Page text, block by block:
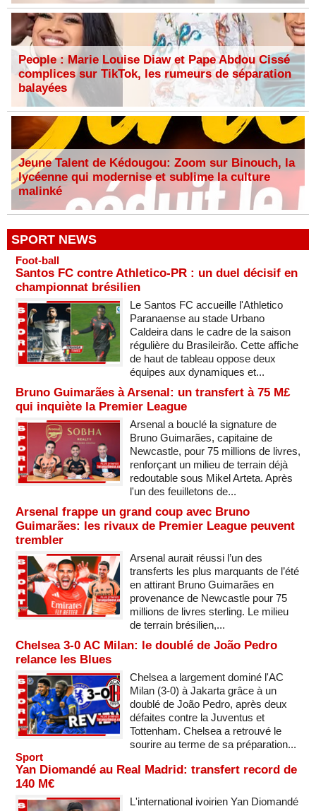
People : Marie Louise Diaw et Pape Abdou Cissé
complices sur TikTok, les rumeurs de séparation
balayées
Jeune Talent de Kédougou: Zoom sur Binouch, la
lycéenne qui modernise et sublime la culture
malinké
SPORT NEWS
Foot-ball
Santos FC contre Athletico-PR : un duel décisif en
championnat brésilien
Le Santos FC accueille l'Athletico
Paranaense au stade Urbano
Caldeira dans le cadre de la saison
régulière du Brasileirão. Cette affiche
de haut de tableau oppose deux
équipes aux dynamiques et...
Bruno Guimarães à Arsenal: un transfert à 75 M£
qui inquiète la Premier League
Arsenal a bouclé la signature de
Bruno Guimarães, capitaine de
Newcastle, pour 75 millions de livres,
renforçant un milieu de terrain déjà
redoutable sous Mikel Arteta. Après
l'un des feuilletons de...
Arsenal frappe un grand coup avec Bruno
Guimarães: les rivaux de Premier League peuvent
trembler
Arsenal aurait réussi l’un des
transferts les plus marquants de l’été
en attirant Bruno Guimarães en
provenance de Newcastle pour 75
millions de livres sterling. Le milieu
de terrain brésilien,...
Chelsea 3-0 AC Milan: le doublé de João Pedro
relance les Blues
Chelsea a largement dominé l'AC
Milan (3-0) à Jakarta grâce à un
doublé de João Pedro, après deux
défaites contre la Juventus et
Tottenham. Chelsea a retrouvé le
sourire au terme de sa préparation...
Sport
Yan Diomandé au Real Madrid: transfert record de
140 M€
L'international ivoirien Yan Diomandé